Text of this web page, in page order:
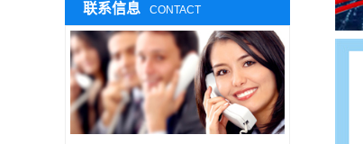
联系信息 CONTACT